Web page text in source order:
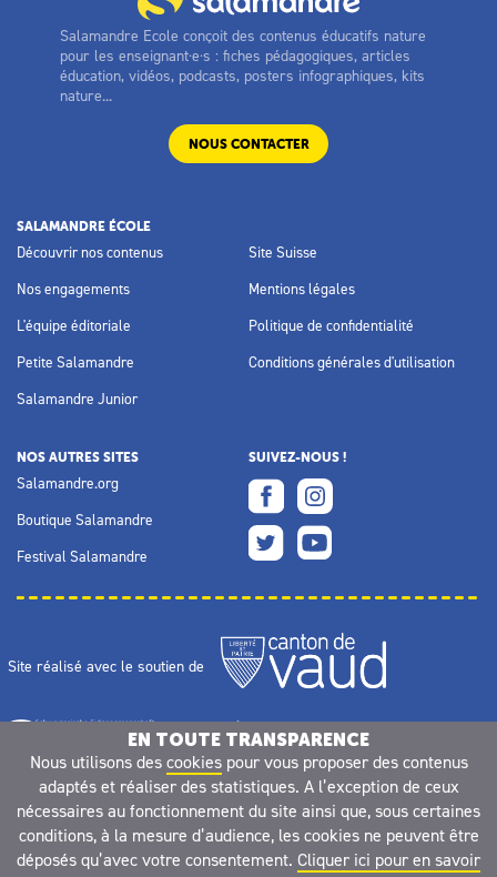
Salamandre Ecole conçoit des contenus éducatifs nature
pour les enseignant·e·s : fiches pédagogiques, articles
éducation, vidéos, podcasts, posters infographiques, kits
nature...
NOUS CONTACTER
SALAMANDRE ÉCOLE
Découvrir nos contenus
Nos engagements
L'équipe éditoriale
Petite Salamandre
Salamandre Junior
Site Suisse
Mentions légales
Politique de confidentialité
Conditions générales d'utilisation
NOS AUTRES SITES
Salamandre.org
Boutique Salamandre
Festival Salamandre
SUIVEZ-NOUS !
Site réalisé avec le soutien de
EN TOUTE TRANSPARENCE
Nous utilisons des cookiespour vous proposer des contenus
adaptés et réaliser des statistiques. A l’exception de ceux
nécessaires au fonctionnement du site ainsi que, sous certaines
conditions, à la mesure d’audience, les cookies ne peuvent être
déposés qu’avec votre consentement. Cliquer ici pour en savoir